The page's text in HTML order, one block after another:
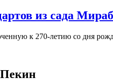
из сада
к 270-летию со дня
Пекин